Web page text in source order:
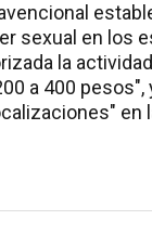
sexual en los
la
a 400
en